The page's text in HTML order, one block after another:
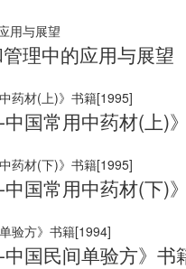
理中的应用与展望
中国常用中药材(上)
中国常用中药材(下)
中国民间单验方》书